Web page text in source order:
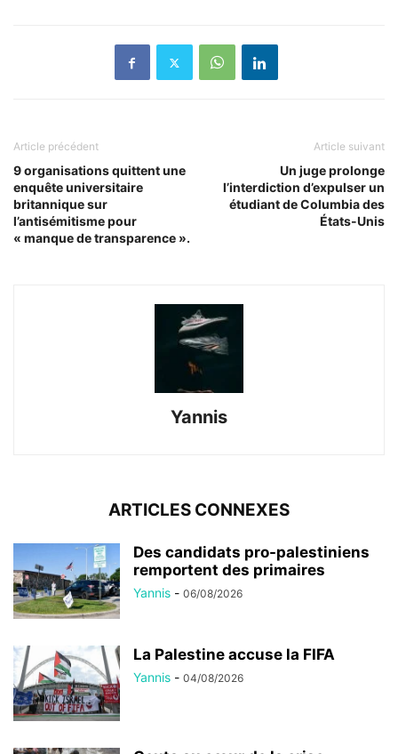
Article précédent
9 organisations quittent une
enquête universitaire
britannique sur
l’antisémitisme pour
« manque de transparence ».
Article suivant
Un juge prolonge
l’interdiction d’expulser un
étudiant de Columbia des
États-Unis
Yannis
ARTICLES CONNEXES
Des candidats pro-palestiniens
remportent des primaires
Yannis - 06/08/2026
La Palestine accuse la FIFA
Yannis - 04/08/2026